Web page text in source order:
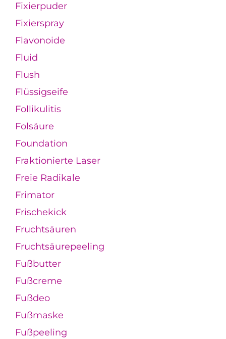
Fixierpuder
Fixierspray
Flavonoide
Fluid
Flush
Flüssigseife
Follikulitis
Folsäure
Foundation
Fraktionierte Laser
Freie Radikale
Frimator
Frischekick
Fruchtsäuren
Fruchtsäurepeeling
Fußbutter
Fußcreme
Fußdeo
Fußmaske
Fußpeeling